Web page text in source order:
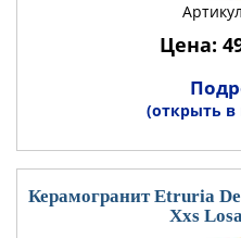
Цена:
(открыть
Керамогранит Etruria
Xxs